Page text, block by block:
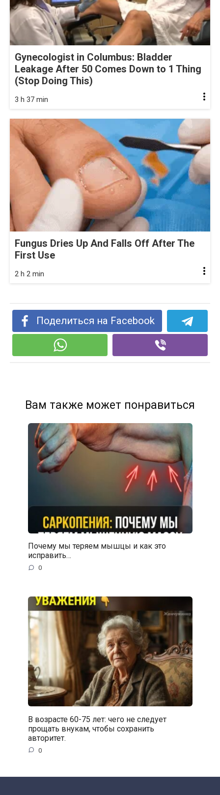
Gynecologist in Columbus: Bladder
Leakage After 50 Comes Down to 1 Thing
(Stop Doing This)
3 h 37 min
Fungus Dries Up And Falls Off After The
First Use
2 h 2 min
Поделиться на Facebook
Вам также может понравиться
Почему мы теряем мышцы и как это
исправить…
0
В возрасте 60-75 лет: чего не следует
прощать внукам, чтобы сохранить
авторитет.
0